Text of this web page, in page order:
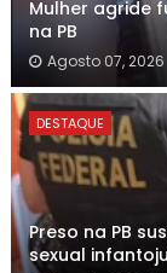
Mulher agride
na PB
Agosto 07, 2026
DESTAQUE
Preso na PB
sexual